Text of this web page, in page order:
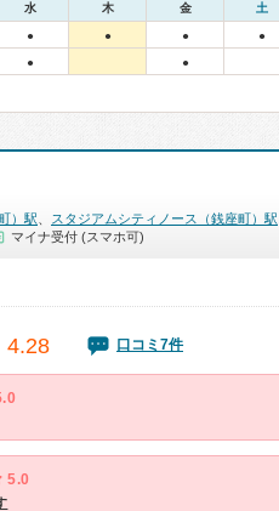
水 木 金 土
● ● ● ●
● ●
）駅 スタジアムシティノース（銭座町）駅
マイナ受付 (スマホ可)
4.28 口コミ7件
5.0